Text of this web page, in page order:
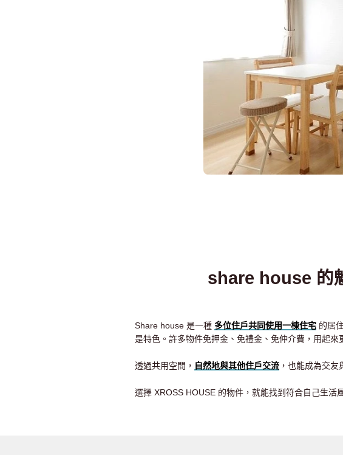
share house 的
Share house 是一種 多位住戶共同使用一棟住宅 的居
是特色。許多物件免押金、免禮金、免仲介費，用起來
透過共用空間， 自然地與其他住戶交流 ，也能成為交友
選擇 XROSS HOUSE 的物件，就能找到符合自己生活